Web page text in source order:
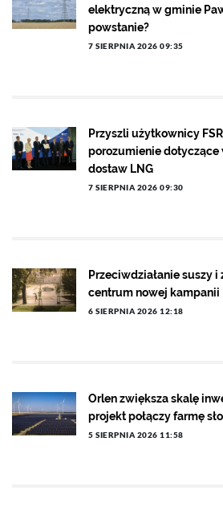
elektryczną w gminie
powstanie?
7 SIERPNIA 2026 09:35
Przyszli użytkownicy
porozumienie dotyczące
dostaw LNG
7 SIERPNIA 2026 09:30
Przeciwdziałanie suszy
centrum nowej kampanii
6 SIERPNIA 2026 12:18
Orlen zwiększa skalę
projekt połączy farmę
5 SIERPNIA 2026 11:58